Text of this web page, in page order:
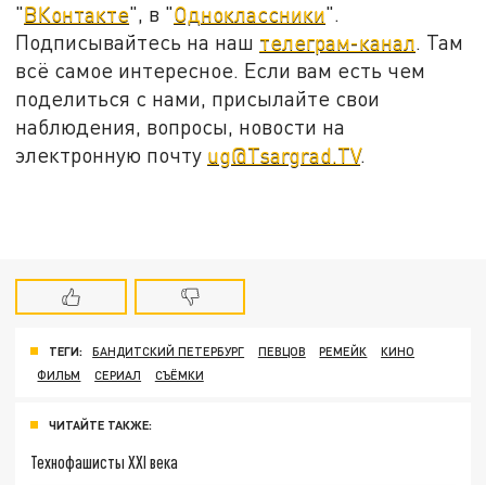
"ВКонтакте", в "Одноклассники".
Подписывайтесь на наш телеграм-канал. Там
всё самое интересное. Если вам есть чем
поделиться с нами, присылайте свои
наблюдения, вопросы, новости на
электронную почту ug@Tsargrad.TV.
ТЕГИ: БАНДИТСКИЙ ПЕТЕРБУРГ ПЕВЦОВ РЕМЕЙК
КИНО
ФИЛЬМ
СЕРИАЛ СЪЁМКИ
ЧИТАЙТЕ ТАКЖЕ:
Технофашисты XXI века